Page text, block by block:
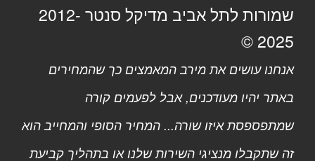
שמורות לתל אביב מדיקל סנטר 2012-
2025 ©
אנחנו עושים את מירב המאמצים כך שהמחירים
באתר יהיו מעודכנים, אבל לפעמים קורה
שמתפספסת איזו שורה... המחיר הסופי והמחייב הוא
זה שתקבלו מנציגי השירות שלנו או בתהליך קביעת